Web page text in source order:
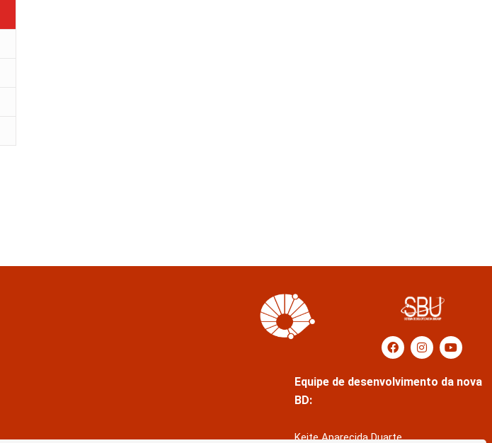
Equipe de desenvolvimento da nova
BD:
Keite Aparecida Duarte